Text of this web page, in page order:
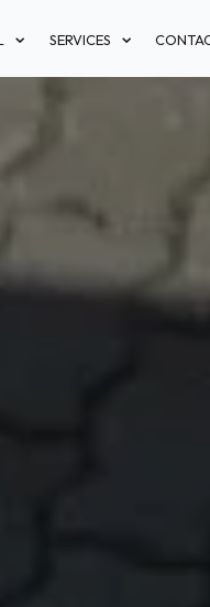
SERVICES